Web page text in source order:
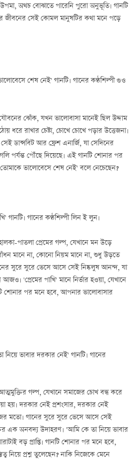
অথচ বোঝাতে পারেনি পুরো অনুভূতি। গানটি
সেই কোমল মানুষটির কথা মনে পড়ে
শেষ নেই' গানটি। গানের কণ্ঠশিল্পী গুও
ঝোঁক, যখন ভালোবাসা মানেই ছিল উদ্দাম
ধরে রাখার চেষ্টা, চোখে চোখে পড়ার উত্তেজনা।
ডান্সবিট আর ফ্রেশ এনার্জি, যা সেদিনের
পর্যন্ত পৌঁছে দিয়েছে। এই গানটি শোনার পর
ভালোবেসে শেষ নেই' বলে নেচেছেন?
গানটি। গানের কণ্ঠশিল্পী লিন ই লুন।
পাতলা প্রেমের গল্প, যেখানে মন উড়ে
মানে না, কোনো নিয়ম মানে না, শুধু উড়তে
সুরে সুরে ভেসে আসে সেই নিষ্কলুষ আনন্দ, যা
'প্রেমের পাখি' মানে নির্ভার হওয়া, যেখানে
শোনার পর মনে হবে, আপনার ভালোবাসার
ভাবার দরকার নেই' গানটি। গানের
গল্প, যেখানে সমাজের চোখ বন্ধ করে
হয়। দরকার নেই প্রশংসার, দরকার নেই
মতো। গানের সুরে সুরে ভেসে আসে সেই
এক অনবদ্য উদাহরণ। 'আমি কে তা নিয়ে ভাবার
বড় প্রাপ্তি। গানটি শোনার পর মনে হবে,
নিয়ে প্রশ্ন তুলেছেন? নাকি নিজেকে মেনে